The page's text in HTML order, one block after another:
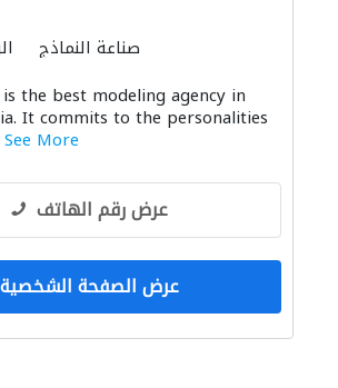
صناعة النماذج
the best modeling agency in
It commits to the personalities
See More
عرض رقم الهاتف
عرض الصفحة الشخصية